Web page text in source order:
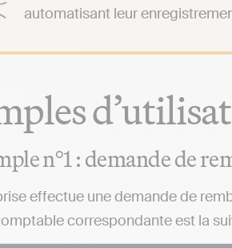
automatisant leur
n°1 : demande de
effectue une demande de
correspondante est la